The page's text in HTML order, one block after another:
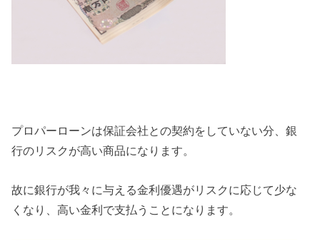
プロパーローンは保証会社との契約をしていない分、銀
行のリスクが高い商品になります。
故に銀行が我々に与える金利優遇がリスクに応じて少な
くなり、高い金利で支払うことになります。